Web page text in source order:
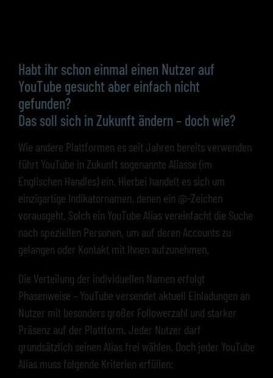
Habt ihr schon einmal einen Nutzer auf
YouTube gesucht aber einfach nicht
gefunden?
Das soll sich in Zukunft ändern – doch wie?
Wie andere Plattformen es seit Jahren bereits verwenden
führt YouTube in Zukunft sogenannte Aliasse (im
Englischen Handles) ein. Hierbei handelt es sich um
einzigartige Indikatornamen, denen ein @-Zeichen
vorausgeht. Solch ein YouTube Alias vereinfacht die Suche
nach speziellen Personen, um auf deren Accounts zu
gelangen oder Kontakt mit Ihnen aufzunehmen.
Die Verteilung der individuellen Namen erfolgt
Phasenweise – YouTube versendet aktuell Einladungen an
Nutzer mit besonders großer Followerzahl und starker
Präsenz auf der Plattform. Jeder Nutzer darf
grundsätzlich seinen Alias frei wählen. Doch jeder YouTube
Alias muss folgende Kriterien erfüllen: